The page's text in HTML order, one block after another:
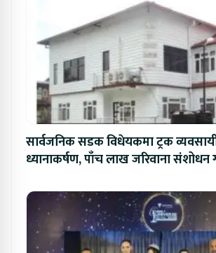
सार्वजनिक सडक विधेयकमा ट्रक
ध्यानाकर्षण, पाँच लाख जरिवाना संशोधन